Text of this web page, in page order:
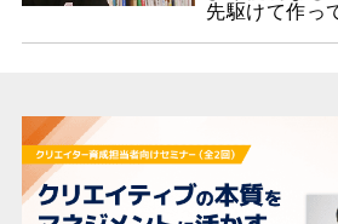
先駆けて作っ